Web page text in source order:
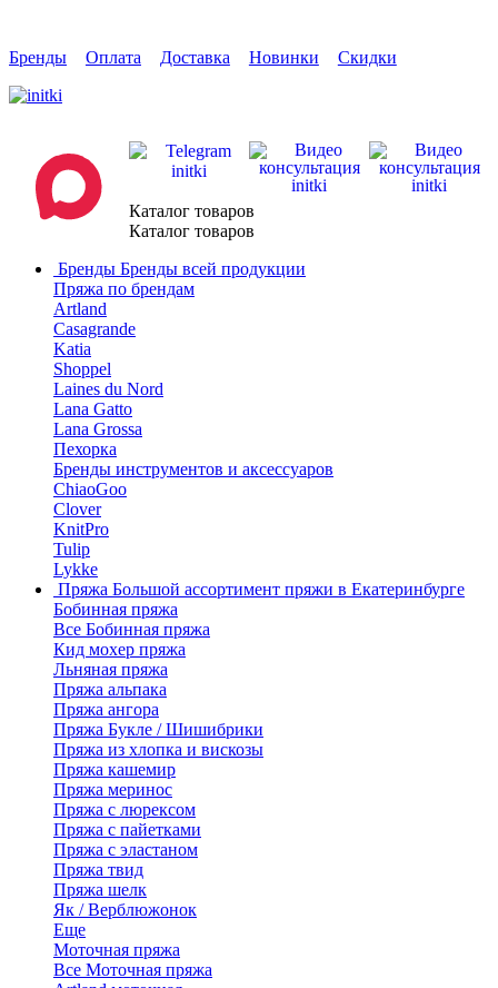
Бренды Оплата Доставка Новинки Скидки
Каталог товаров
Каталог товаров
Бренды Бренды всей продукции
Пряжа по брендам
Artland
Casagrande
Katia
Shoppel
Laines du Nord
Lana Gatto
Lana Grossa
Пехорка
Бренды инструментов и аксессуаров
ChiaoGoo
Clover
KnitPro
Tulip
Lykke
Пряжа Большой ассортимент пряжи в Екатеринбурге
Бобинная пряжа
Все Бобинная пряжа
Кид мохер пряжа
Льняная пряжа
Пряжа альпака
Пряжа ангора
Пряжа Букле / Шишибрики
Пряжа из хлопка и вискозы
Пряжа кашемир
Пряжа меринос
Пряжа с люрексом
Пряжа с пайетками
Пряжа с эластаном
Пряжа твид
Пряжа шелк
Як / Верблюжонок
Еще
Моточная пряжа
Все Моточная пряжа